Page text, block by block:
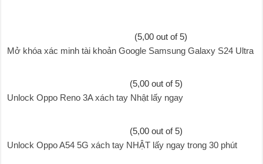
(5,00 out of 5)
Mở khóa xác minh tài khoản Google Samsung Galaxy S24 Ultra
(5,00 out of 5)
Unlock Oppo Reno 3A xách tay Nhật lấy ngay
(5,00 out of 5)
Unlock Oppo A54 5G xách tay NHẬT lấy ngay trong 30 phút